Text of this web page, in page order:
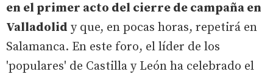
en el primer acto del cierre de campaña en
Valladolid y que, en pocas horas, repetirá en
Salamanca. En este foro, el líder de los
'populares' de Castilla y León ha celebrado el